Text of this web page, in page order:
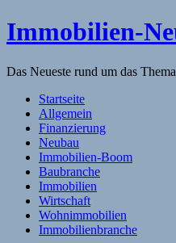
Skip
to
Immobilien-
Das Neueste rund um das
Startseite
Allgemein
Finanzierung
Neubau
Immobilien-Boom
Baubranche
Immobilien
Wirtschaft
Wohnimmobilien
Immobilienbranche